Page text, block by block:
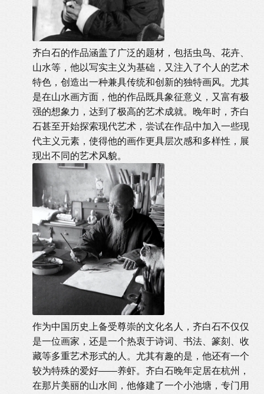
齐白石的作品涵盖了广泛的题材，包括虫鸟、花卉、
山水等，他以写实主义为基础，又注入了个人的艺术
特色，创造出一种兼具传统和创新的独特画风。尤其
是在山水画方面，他的作品既具象征意义，又富有极
强的想象力，达到了极高的艺术成就。晚年时，齐白
石甚至开始探索现代艺术，尝试在作品中加入一些现
代主义元素，使得他的画作更具层次感和多样性，展
现出不同的艺术风貌。
作为中国历史上备受尊崇的文化名人，齐白石不仅仅
是一位画家，还是一个热衷于诗词、书法、篆刻、收
藏等多重艺术形式的人。尤其有趣的是，他还有一个
较为特殊的爱好——养虾。齐白石晚年定居在杭州，
在那片美丽的山水间，他修建了一个小池塘，专门用